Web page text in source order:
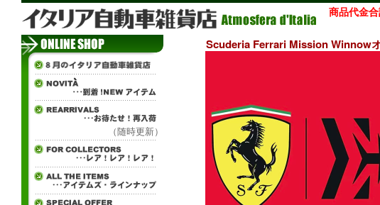
商品代金
（随時更新）
Scuderia Ferrari Mission Winnow